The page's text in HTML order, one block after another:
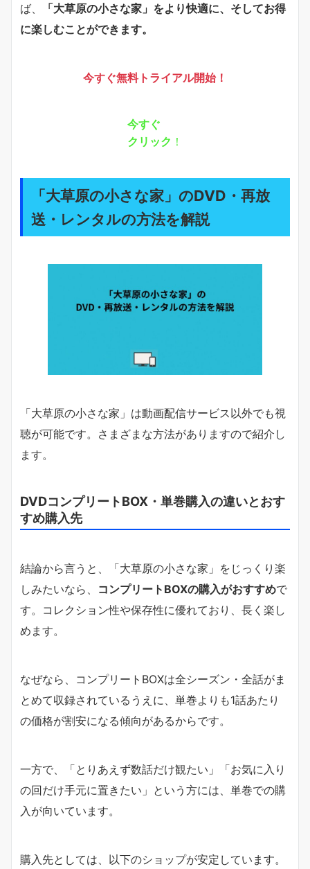
ば、
「大草原の小さな家」をより快適に、そしてお得
に楽しむことができます。
今すぐ無料トライアル開始！
今すぐ
クリック ！
「大草原の小さな家」のDVD・再放
送・レンタルの方法を解説
「大草原の小さな家」は動画配信サービス以外でも視
聴が可能です。さまざまな方法がありますので紹介し
ます。
DVDコンプリートBOX・単巻購入の違いとおす
すめ購入先
結論から言うと、「大草原の小さな家」をじっくり楽
しみたいなら、 コンプリートBOXの購入がおすすめで
す。コレクション性や保存性に優れており、長く楽し
めます。
なぜなら、コンプリートBOXは全シーズン・全話がま
とめて収録されているうえに、単巻よりも1話あたり
の価格が割安になる傾向があるからです。
一方で、「とりあえず数話だけ観たい」「お気に入り
の回だけ手元に置きたい」という方には、単巻での購
入が向いています。
購入先としては、以下のショップが安定しています。